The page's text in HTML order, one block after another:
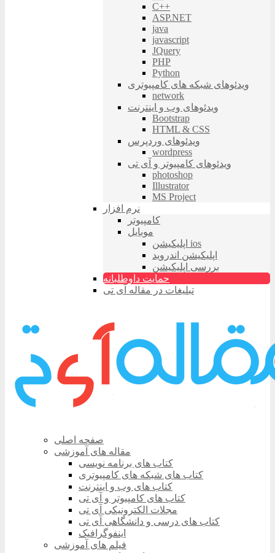
C++
ASP.NET
java
javascript
JQuery
PHP
Python
ویدئوهای شبکه های کامپیوتری
network
ویدئوهای وب و اینترنت
Bootstrap
HTML & CSS
ویدئوهای وردپرس
wordpress
ویدئوهای کامپیوتر و آی تی
photoshop
Illustrator
MS Project
نرم افزار
کامپیوتر
موبایل
اپلیکیشن ios
اپلیکیشن اندروید
بررسی اپلیکیشن
حمایت داوطلبانه
تبلیغات در مقاله آی تی
صفحه اصلی
مقاله های آموزشی
کتاب های برنامه نویسی
کتاب های شبکه های کامپیوتری
کتاب های وب و اینترنت
کتاب های کامپیوتر و آی تی
مجلات الکترونیکی آی تی
کتاب های درسی و دانشگاهی آی تی
اینفوگرافیک
فیلم های آموزشی